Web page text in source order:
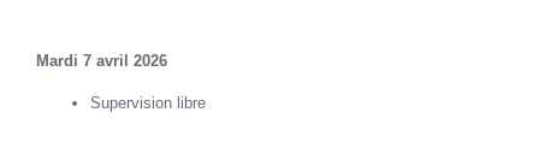
Mardi 7 avril 2026
Supervision libre